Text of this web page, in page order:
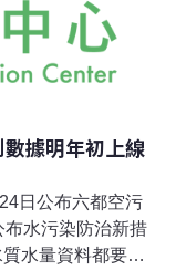
制
據明年初上線
日公布六都空污
水污染防治新措
水量資料都要連